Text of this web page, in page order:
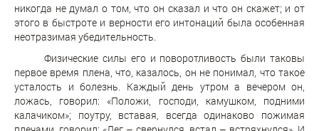
никогда не думал о том, что он сказал и что он скажет; и от
этого в быстроте и верности его интонаций была особенная
неотразимая убедительность.
Физические силы его и поворотливость были таковы
первое время плена, что, казалось, он не понимал, что такое
усталость и болезнь. Каждый день утром а вечером он,
ложась, говорил: «Положи, господи, камушком, подними
калачиком»; поутру, вставая, всегда одинаково пожимая